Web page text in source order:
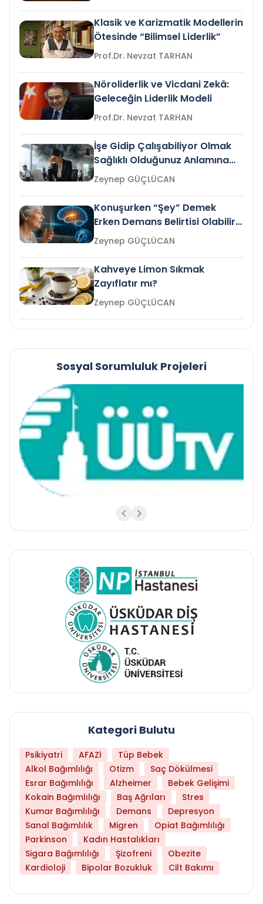
Klasik ve Karizmatik Modellerin
Ötesinde “Bilimsel Liderlik”
Prof.Dr. Nevzat TARHAN
Nöroliderlik ve Vicdani Zekâ:
Geleceğin Liderlik Modeli
Prof.Dr. Nevzat TARHAN
İşe Gidip Çalışabiliyor Olmak
Sağlıklı Olduğunuz Anlamına
Gelir mi?Zeynep GÜÇLÜCAN
Konuşurken “Şey” Demek
Erken Demans Belirtisi Olabilir
mi?
Zeynep GÜÇLÜCAN
Kahveye Limon Sıkmak
Zayıflatır mı?
Zeynep GÜÇLÜCAN
Sosyal Sorumluluk Projeleri
Kategori Bulutu
Psikiyatri AFAZİ
Tüp Bebek
Alkol Bağımlılığı
Otizm
Saç Dökülmesi
Esrar Bağımlılığı
Alzheimer
Bebek Gelişimi
Kokain Bağımlılığı
Baş Ağrıları
Stres
Kumar Bağımlılığı
Demans
Depresyon
Sanal Bağımlılık
Migren
Opiat Bağımlılığı
Parkinson
Kadın Hastalıkları
Sigara Bağımlılığı
Şizofreni
Obezite
Kardioloji
Bipolar Bozukluk Cilt Bakımı